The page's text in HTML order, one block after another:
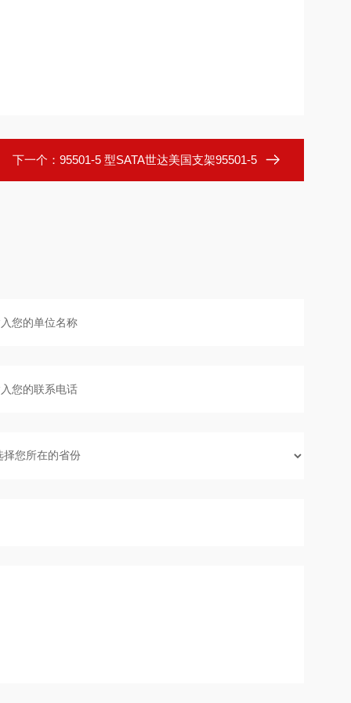
下一个： 95501-5 型SATA世达美国支架95501-5